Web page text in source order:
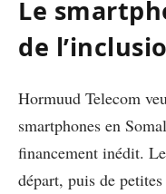
Le
de
Hormuud Telecom
smartphones en
financement inédit.
départ, puis de